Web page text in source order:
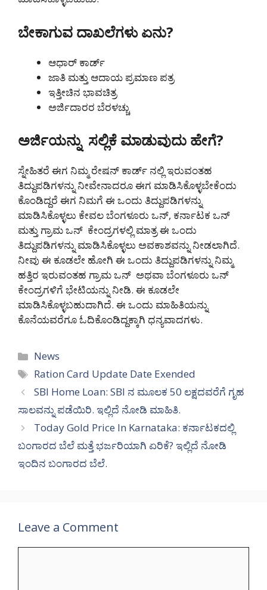
ಬೇಕಾಗುವ ದಾಖಲೆಗಳು ಏನು?
ಆಧಾರ್ ಕಾರ್ಡ್
ಜಾತಿ ಮತ್ತು ಆದಾಯ ಪ್ರಮಾಣ ಪತ್ರ
ಇತ್ತೀಚಿನ ಭಾವಚಿತ್ರ
ಅರ್ಜಿದಾರರ ಬೆರಳಚ್ಚು
ಅರ್ಜಿಯನ್ನು ಸಲ್ಲಿಕೆ ಮಾಡುವುದು ಹೇಗೆ?
ಸ್ನೇಹಿತರೆ ಈಗ ನಿಮ್ಮ ರೇಷನ್ ಕಾರ್ಡ್ ನಲ್ಲಿ ಇರುವಂತಹ
ತಿದ್ದುಪಡಿಗಳನ್ನು ನೀವೇನಾದರೂ ಈಗ ಮಾಡಿಸಿಕೊಳ್ಳಬೇಕೆಂದು
ಕೊಂಡಿದ್ದರೆ ಈಗ ನಿಮಗೆ ಈ ಒಂದು ತಿದ್ದುಪಡಿಗಳನ್ನು
ಮಾಡಿಸಿಕೊಳ್ಳಲು ಕೇವಲ ಬೆಂಗಳೂರು ಒನ್, ಕರ್ನಾಟಕ ಒನ್
ಮತ್ತು ಗ್ರಾಮ ಒನ್ ಕೇಂದ್ರಗಳಲ್ಲಿ ಮಾತ್ರ ಈ ಒಂದು
ತಿದ್ದುಪಡಿಗಳನ್ನು ಮಾಡಿಸಿಕೊಳ್ಳಲು ಅವಕಾಶವನ್ನು ನೀಡಲಾಗಿದೆ.
ನೀವು ಈ ಕೂಡಲೇ ಹೋಗಿ ಈ ಒಂದು ತಿದ್ದುಪಡಿಗಳನ್ನು ನಿಮ್ಮ
ಹತ್ತಿರ ಇರುವಂತಹ ಗ್ರಾಮ ಒನ್ ಅಥವಾ ಬೆಂಗಳೂರು ಒನ್
ಕೇಂದ್ರಗಳಿಗೆ ಭೇಟಿಯನ್ನು ನೀಡಿ. ಈ ಕೂಡಲೇ
ಮಾಡಿಸಿಕೊಳ್ಳಬಹುದಾಗಿದೆ. ಈ ಒಂದು ಮಾಹಿತಿಯನ್ನು
ಕೊನೆಯವರೆಗೂ ಓದಿಕೊಂಡಿದ್ದಕ್ಕಾಗಿ ಧನ್ಯವಾದಗಳು.
Categories
News
Tags
Ration Card Update Date Exended
SBI Home Loan: SBI ನ ಮೂಲಕ 50 ಲಕ್ಷದವರೆಗೆ ಗೃಹ
ಸಾಲವನ್ನು ಪಡೆಯಿರಿ. ಇಲ್ಲಿದೆ ನೋಡಿ ಮಾಹಿತಿ.
Today Gold Price In Karnataka: ಕರ್ನಾಟಕದಲ್ಲಿ
ಬಂಗಾರದ ಬೆಲೆ ಮತ್ತೆ ಭರ್ಜರಿಯಾಗಿ ಏರಿಕೆ? ಇಲ್ಲಿದೆ ನೋಡಿ
ಇಂದಿನ ಬಂಗಾರದ ಬೆಲೆ.
Leave a Comment